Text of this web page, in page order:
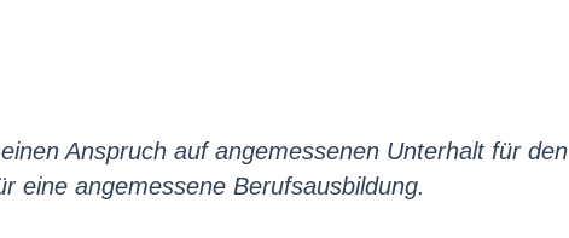
Anspruch auf angemessenen Unterhalt für den
eine angemessene Berufsausbildung.